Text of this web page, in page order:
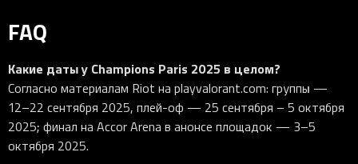
FAQ
Какие даты у Champions Paris 2025 в целом?
Согласно материалам Riot на playvalorant.com: группы —
12–22 сентября 2025, плей-оф — 25 сентября – 5 октября
2025; финал на Accor Arena в анонсе площадок — 3–5
октября 2025.